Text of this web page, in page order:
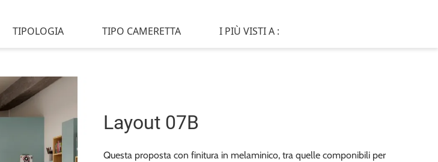
TIPOLOGIA TIPO CAMERETTA I PIÙ VISTI A :
Layout 07B
Questa proposta con finitura in melaminico, tra quelle componibili per